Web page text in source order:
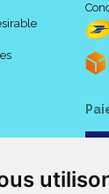
cm.
cm.
: 65 à 72 cm.
à 51 cm.
cm.
: 110 kg.
avec dossier.